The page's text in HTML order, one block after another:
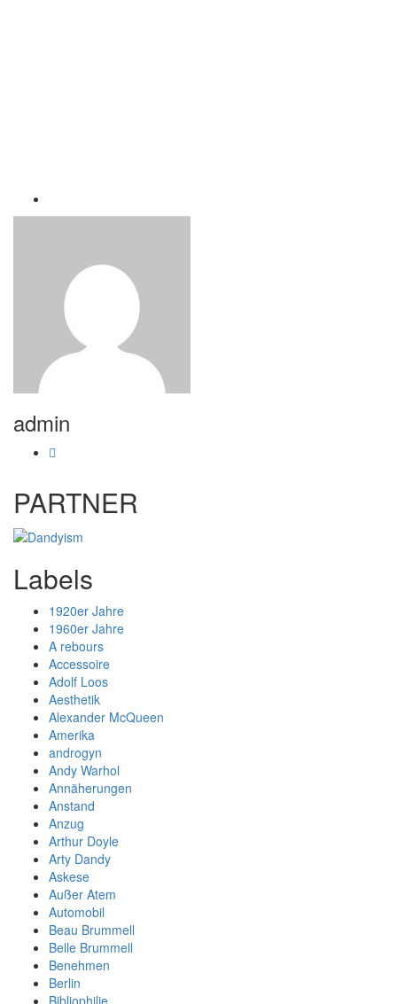
admin
PARTNER
Labels
1920er Jahre
1960er Jahre
A rebours
Accessoire
Adolf Loos
Aesthetik
Alexander McQueen
Amerika
androgyn
Andy Warhol
Annäherungen
Anstand
Anzug
Arthur Doyle
Arty Dandy
Askese
Außer Atem
Automobil
Beau Brummell
Belle Brummell
Benehmen
Berlin
Bibliophilie